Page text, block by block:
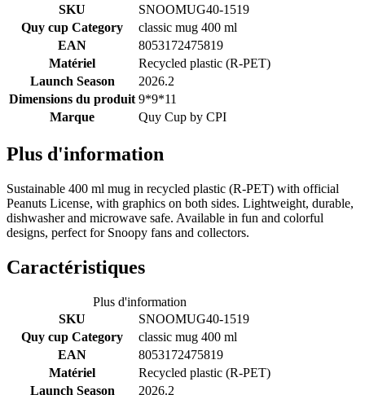
SKU
SNOOMUG40-1519
Quy cup Category
classic mug 400 ml
EAN
8053172475819
Matériel
Recycled plastic (R-PET)
Launch Season
2026.2
Dimensions du produit 9*9*11
Marque
Quy Cup by CPI
Plus d'information
Sustainable 400 ml mug in recycled plastic (R-PET) with official
Peanuts License, with graphics on both sides. Lightweight, durable,
dishwasher and microwave safe. Available in fun and colorful
designs, perfect for Snoopy fans and collectors.
Caractéristiques
Plus d'information
SKU
SNOOMUG40-1519
Quy cup Category
classic mug 400 ml
EAN
8053172475819
Matériel
Recycled plastic (R-PET)
Launch Season
2026.2